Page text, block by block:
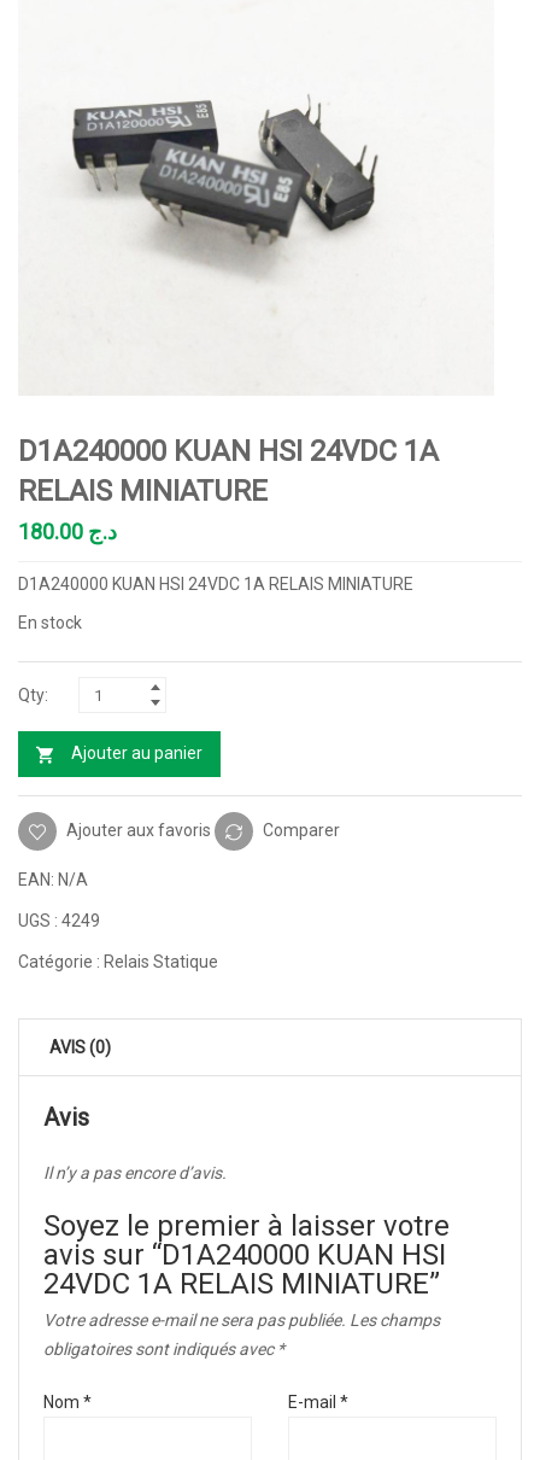
D1A240000 KUAN HSI 24VDC 1A
RELAIS MINIATURE
د.ج
D1A240000 KUAN HSI 24VDC 1A RELAIS MINIATURE
En stock
Ajouter au panier
Ajouter aux favoris Comparer
EAN: N/A
UGS : 4249
Catégorie : Relais Statique
AVIS (0)
Avis
Il n’y a pas encore d’avis.
Soyez le premier à laisser votre
avis sur “D1A240000 KUAN HSI
24VDC 1A RELAIS MINIATURE”
Votre adresse e-mail ne sera pas publiée. Les champs
obligatoires sont indiqués avec *
Nom * E-mail *